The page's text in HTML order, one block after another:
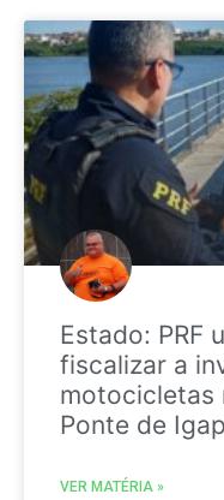
Estado: PRF
fiscalizar a
motocicletas
Ponte de
VER MATÉRIA »